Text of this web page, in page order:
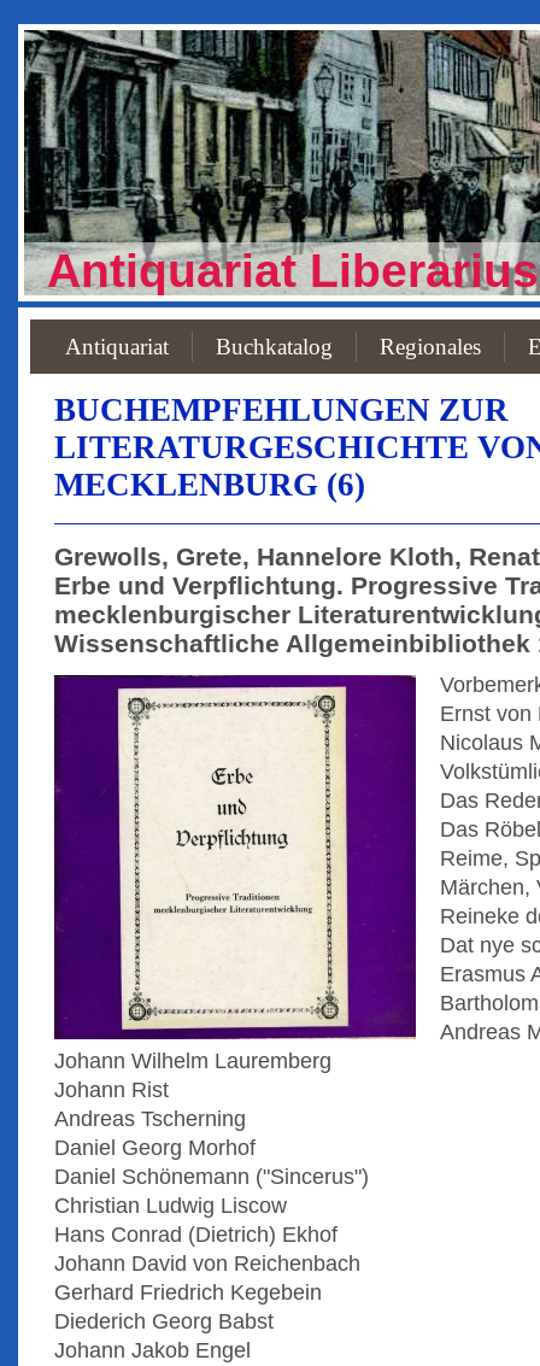
Antiquariat Liberarius
Antiquariat Buchkatalog Regionales
BUCHEMPFEHLUNGEN ZUR
LITERATURGESCHICHTE
MECKLENBURG (6)
Grewolls, Grete, Hannelore Kloth,
Erbe und Verpflichtung. Progressive
mecklenburgischer
Wissenschaftliche Allgemeinbibliothek
Ernst von
Nicolaus
Das
Das
Reime,
Märchen,
Reineke
Dat nye
Erasmus
Andreas
Johann Wilhelm Lauremberg
Johann Rist
Andreas Tscherning
Daniel Georg Morhof
Daniel Schönemann ("Sincerus")
Christian Ludwig Liscow
Hans Conrad (Dietrich) Ekhof
Johann David von Reichenbach
Gerhard Friedrich Kegebein
Diederich Georg Babst
Johann Jakob Engel